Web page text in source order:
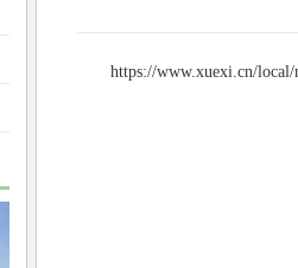
https://www.xuexi.cn/local/